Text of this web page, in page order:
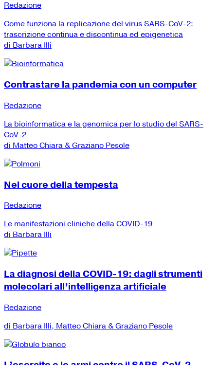
Redazione
Come funziona la replicazione del virus SARS-CoV-2:
trascrizione continua e discontinua ed epigenetica
di Barbara Illi
Contrastare la pandemia con un computer
Redazione
La bioinformatica e la genomica per lo studio del SARS-
CoV-2
di Matteo Chiara & Graziano Pesole
Nel cuore della tempesta
Redazione
Le manifestazioni cliniche della COVID-19
di Barbara Illi
La diagnosi della COVID-19: dagli strumenti
molecolari all’intelligenza artificiale
Redazione
di Barbara Illi, Matteo Chiara & Graziano Pesole